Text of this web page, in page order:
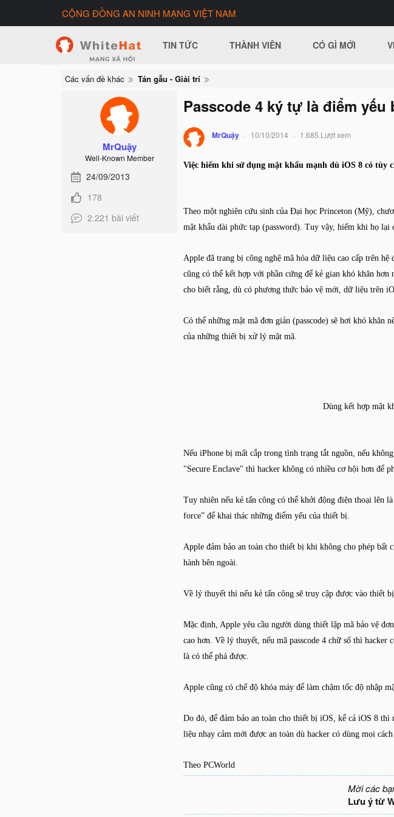
CỘNG ĐỒNG AN NINH MẠNG VIỆT NAM
TIN TỨC THÀNH VIÊN CÓ GÌ MỚI
Các vấn đề khác Tán gẫu - Giải trí
MrQuậy
Well-Known Member
24/09/2013
178
2.221 bài viết
Passcode 4 ký tự là điểm yếu
MrQuậy 10/10/2014 1.685 Lượt xem
Việc hiếm khi sử dụng mật khẩu mạnh dù iOS 8 có tùy
Theo một nghiên cứu sinh của Đại học Princeton (Mỹ),
mật khẩu dài phức tạp (password). Tuy vậy, hiếm khi họ
Apple đã trang bị công nghệ mã hóa dữ liệu cao cấp trên
cũng có thể kết hợp với phần cứng để kẻ gian khó khăn
cho biết rằng, dù có phương thức bảo vệ mới, dữ liệu trên
Có thể những mật mã đơn giản (passcode) sẽ hơi khó
của những thiết bị xử lý mật mã.
Dùng kết hợp mật
Nếu iPhone bị mất cắp trong tình trạng tắt nguồn, nếu
"Secure Enclave" thì hacker không có nhiều cơ hội hơn để
Tuy nhiên nếu kẻ tấn công có thể khởi động điện thoại lên
force” để khai thác những điểm yếu của thiết bị.
Apple đảm bảo an toàn cho thiết bị khi không cho phép
hành bên ngoài.
Về lý thuyết thì nếu kẻ tấn công sẽ truy cập được vào thiết
Mặc định, Apple yêu cầu người dùng thiết lập mã bảo vệ
cao hơn. Về lý thuyết, nếu mã passcode 4 chữ số thì
là có thể phá được.
Apple cũng có chế độ khóa máy để làm chậm tốc độ nhập
Do đó, để đảm bảo an toàn cho thiết bị iOS, kể cả iOS 8
liệu nhạy cảm mới được an toàn dù hacker có dùng mọi
Theo PCWorld
Mời các
Lưu ý từ